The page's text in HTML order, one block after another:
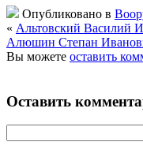
Опубликовано в
« Альтовский Василий
Алюшин Степан
Вы можете оставить
Оставить